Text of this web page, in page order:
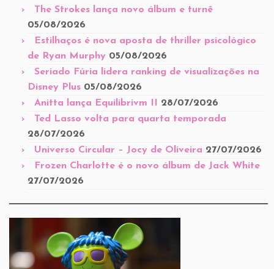
The Strokes lança novo álbum e turnê
05/08/2026
Estilhaços é nova aposta de thriller psicológico
de Ryan Murphy 05/08/2026
Seriado Fúria lidera ranking de visualizações na
Disney Plus 05/08/2026
Anitta lança Equilibrivm II 28/07/2026
Ted Lasso volta para quarta temporada
28/07/2026
Universo Circular – Jocy de Oliveira 27/07/2026
Frozen Charlotte é o novo álbum de Jack White
27/07/2026